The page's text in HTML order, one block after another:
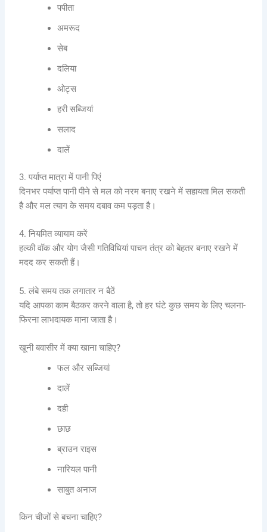
पपीता
अमरूद
सेब
दलिया
ओट्स
हरी सब्जियां
सलाद
दालें
3. पर्याप्त मात्रा में पानी पिएं
दिनभर पर्याप्त पानी पीने से मल को नरम बनाए रखने में सहायता मिल सकती
है और मल त्याग के समय दबाव कम पड़ता है।
4. नियमित व्यायाम करें
हल्की वॉक और योग जैसी गतिविधियां पाचन तंत्र को बेहतर बनाए रखने में
मदद कर सकती हैं।
5. लंबे समय तक लगातार न बैठें
यदि आपका काम बैठकर करने वाला है, तो हर घंटे कुछ समय के लिए चलना-
फिरना लाभदायक माना जाता है।
खूनी बवासीर में क्या खाना चाहिए?
फल और सब्जियां
दालें
दही
छाछ
ब्राउन राइस
नारियल पानी
साबुत अनाज
किन चीजों से बचना चाहिए?